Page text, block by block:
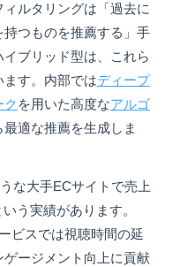
ルタリングは「過去に
つものを推薦する」手
ブリッド型は、これら
す。内部ではディープ
ク を用いた高度なアルゴ
適な推薦を生成しま
な大手ECサイトで売上
う実績があります。
ビスでは視聴時間の延
ージメント向上に貢献